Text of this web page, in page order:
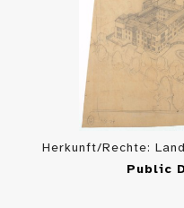
Herkunft/Rechte:
Public